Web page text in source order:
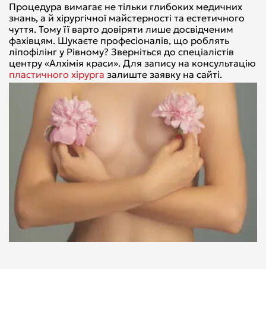
Процедура вимагає не тільки глибоких медичних
знань, а й хірургічної майстерності та естетичного
чуття. Тому її варто довіряти лише досвідченим
фахівцям. Шукаєте професіоналів, що роблять
ліпофілінг у Рівному? Зверніться до спеціалістів
центру «Алхімія краси». Для запису на консультацію
пластичного хірурга залиште заявку на сайті.